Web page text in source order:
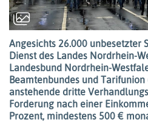
Angesichts 26.000 unbesetzter
Dienst des Landes Nordrhein-
Landesbund Nordrhein-
Beamtenbundes und Tarifunion
anstehende dritte
Forderung nach einer
Prozent, mindestens 500 €